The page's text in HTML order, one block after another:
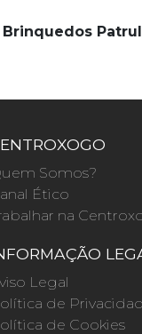
Brinquedos
Somos?
Ético
na
Legal
de
de Cookies